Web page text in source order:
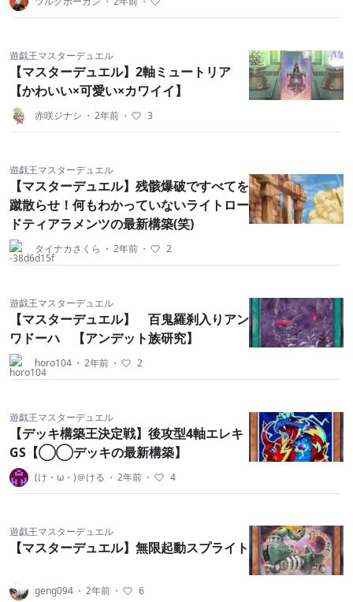
遊戯王マスターデュエル
【マスターデュエル】2軸ミュートリア
【かわいい×可愛い×カワイイ】
赤咲ジナシ ・ 2年前 ・ 3
遊戯王マスターデュエル
【マスターデュエル】残骸爆破ですべてを
蹴散らせ！何もわかっていないライトロー
ドティアラメンツの最新構築(笑)
タイナカさくら ・ 2年前 ・ 2
遊戯王マスターデュエル
【マスターデュエル】 百鬼羅刹入りアン
ワドーハ 【アンデット族研究】
horo104 ・ 2年前 ・ 2
遊戯王マスターデュエル
【デッキ構築王決定戦】後攻型4軸エレキ
GS【◯◯デッキの最新構築】
(け・ω・)＠ける ・ 2年前 ・ 4
遊戯王マスターデュエル
【マスターデュエル】無限起動スプライト
geng094 ・ 2年前 ・ 6